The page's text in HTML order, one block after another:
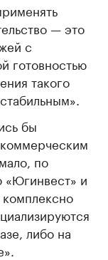
— это
с
готовностью
такого
бы
по
и
либо на